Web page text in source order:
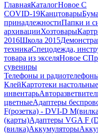
ГлавнаяКаталогНовое С
COVID-19Канцтовары
принадлежностиПапки и
архивацииХозтовары
2016Школа 2015
техникаСпецодежда,
товара из экселяНовое С
сувениры
Телефоны и
КлейКартотеки настольные
инвентарь
цветныеАдаптеры
F(розетка) - DVI-D
(карты)Адаптеры VGA F
(вилка)Аккумуляторы